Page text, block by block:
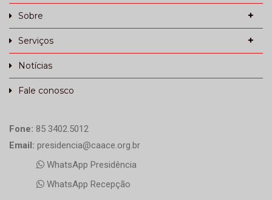
Sobre
Serviços
Notícias
Fale conosco
Fone: 85 3402.5012
Email: presidencia@caace.org.br
WhatsApp Presidência
WhatsApp Recepção